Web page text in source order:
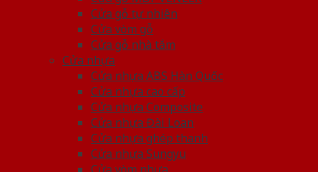
Cửa gỗ tự nhiên
Cửa vòm gỗ
Cửa gỗ nhà tắm
Cửa nhựa
Cửa nhựa ABS Hàn Quốc
Cửa nhựa cao cấp
Cửa nhựa Composite
Cửa nhựa Đài Loan
Cửa nhựa ghép thanh
Cửa nhựa Sungyu